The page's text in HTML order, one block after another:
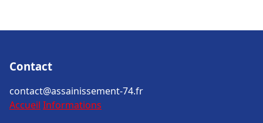
Contact
contact@assainissement-74.fr
Accueil Informations